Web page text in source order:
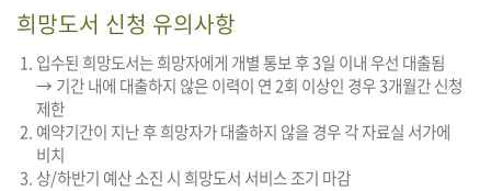
희망도서 신청 유의사항
입수된 희망도서는 희망자에게 개별 통보 후 3일 이내 우선 대출됨
→ 기간 내에 대출하지 않은 이력이 연 2회 이상인 경우 3개월간 신청
제한
예약기간이 지난 후 희망자가 대출하지 않을 경우 각 자료실 서가에
비치
상/하반기 예산 소진 시 희망도서 서비스 조기 마감